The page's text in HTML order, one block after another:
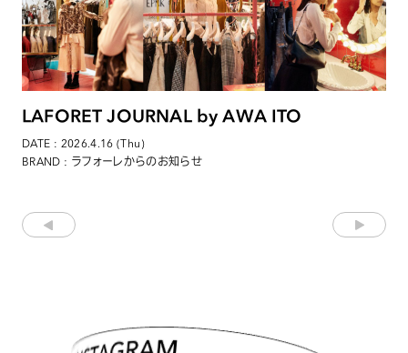
LAFORET JOURNAL by AWA ITO
DATE : 2026.4.16 (Thu)
BRAND : ラフォーレからのお知らせ